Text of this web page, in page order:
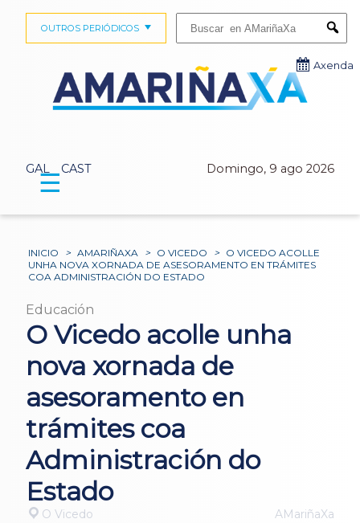
GAL CAST Domingo, 9 ago 2026
OUTROS PERIÓDICOS
Axenda
☰
INICIO > AMARIÑAXA > O VICEDO > O VICEDO ACOLLE
UNHA NOVA XORNADA DE ASESORAMENTO EN TRÁMITES
COA ADMINISTRACIÓN DO ESTADO
Educación
O Vicedo acolle unha
nova xornada de
asesoramento en
trámites coa
Administración do
Estado
O Vicedo AMariñaXa